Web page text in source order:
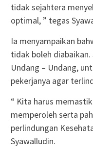
tidak sejahtera
optimal, ” tegas
Ia menyampaikan
tidak boleh diabaikan.
Undang – Undang,
pekerjanya agar
“ Kita harus
memperoleh serta
perlindungan
Syawalludin.